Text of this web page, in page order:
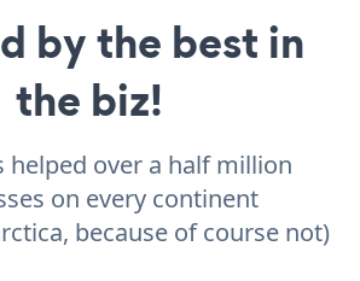
by the best in
the biz!
helped over a half million
on every continent
because of course not)